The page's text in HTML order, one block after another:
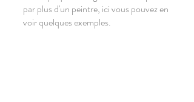
par plus d'un peintre, ici vous pouvez en
voir quelques exemples.